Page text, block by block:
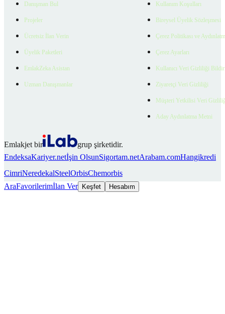
Danışman Bul
Projeler
Ücretsiz İlan Verin
Üyelik Paketleri
EmlakZeka Asistan
Uzman Danışmanlar
Kullanım Koşulları
Bireysel Üyelik Sözleşmesi
Çerez Politikası ve
Çerez Ayarları
Kullanıcı Veri Gizliliği
Ziyaretçi Veri Gizliliği
Müşteri Yetkilisi Veri
Aday Aydınlatma Metni
Emlakjet bir
grup şirketidir.
EndeksaKariyer.netİşin OlsunSigortam.netArabam.comHangikredi
CimriNeredekalSteelOrbisChemorbis
AraFavorilerimİlan Ver Keşfet Hesabım